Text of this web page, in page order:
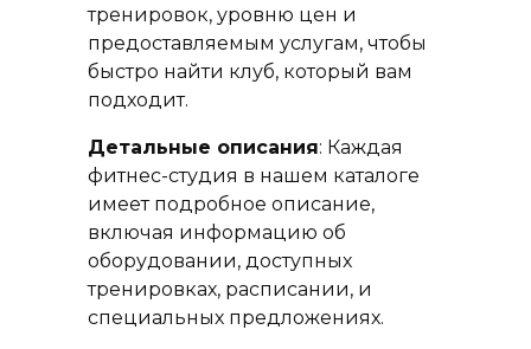
тренировок, уровню цен и
предоставляемым услугам, чтобы
быстро найти клуб, который вам
подходит.
Детальные описания: Каждая
фитнес-студия в нашем каталоге
имеет подробное описание,
включая информацию об
оборудовании, доступных
тренировках, расписании, и
специальных предложениях.